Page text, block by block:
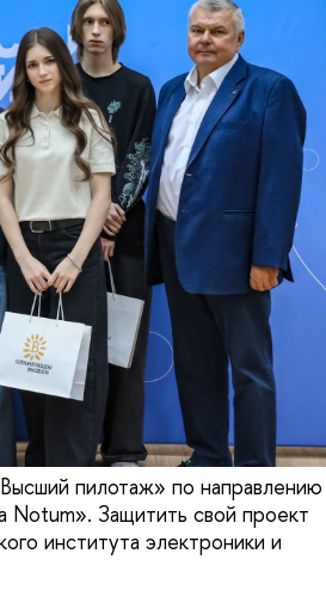
пилотаж» по направлению
Notum». Защитить свой проект
института электроники и